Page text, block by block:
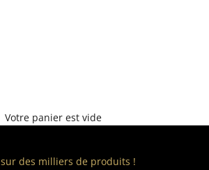
Votre panier est vide
sur des milliers de produits !